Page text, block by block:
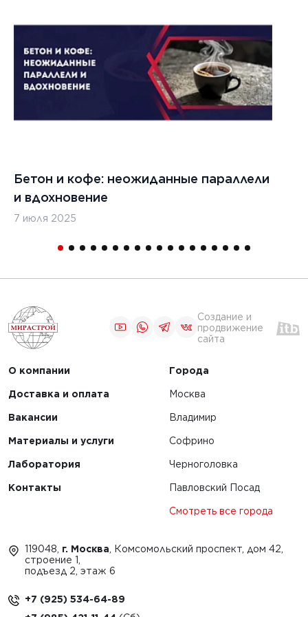
Бетон и кофе: неожиданные параллели
и вдохновение
7 июля 2025
Создание и
продвижение
сайта
О компании
Доставка и оплата
Вакансии
Материалы и услуги
Лаборатория
Контакты
Города
Москва
Владимир
Софрино
Черноголовка
Павловский Посад
Смотреть все города
119048, г. Москва , Комсомольский проспект, дом 42,
строение 1,
подъезд 2, этаж 6
+7 (925) 534-64-89